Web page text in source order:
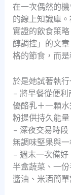
在一次偶然的
的線上知識庫
實證的飲食策
醇調控」的文
格的節食，而
於是她試著執
– 將早餐從便
優酪乳＋一顆
粉提供持久能量
– 深夜交易時
無調味堅果與
– 週末一次備
半盒蔬菜、一
醬油、米酒簡單